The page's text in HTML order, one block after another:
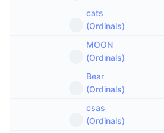
cats
(Ordinals)
MOON
(Ordinals)
Bear
(Ordinals)
csas
(Ordinals)